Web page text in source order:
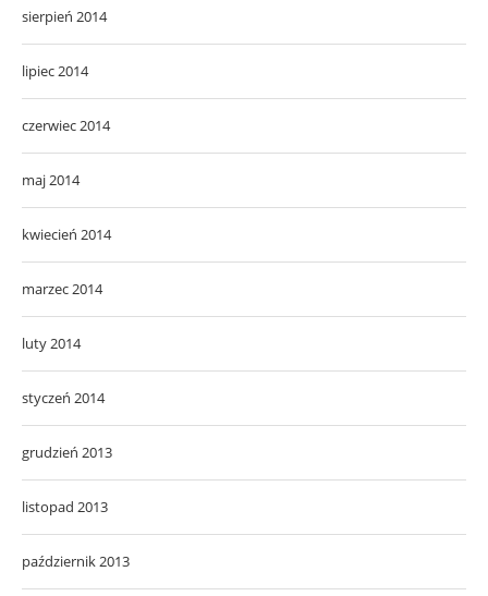
sierpień 2014
lipiec 2014
czerwiec 2014
maj 2014
kwiecień 2014
marzec 2014
luty 2014
styczeń 2014
grudzień 2013
listopad 2013
październik 2013